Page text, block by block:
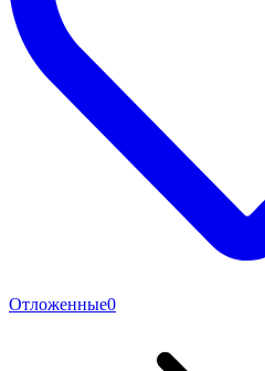
Отложенные0